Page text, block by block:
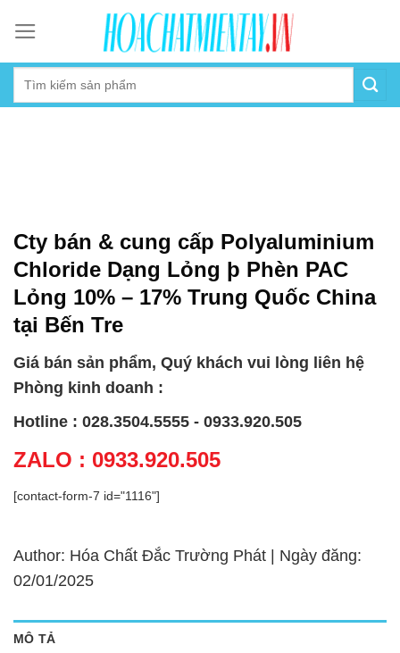
content
Cty bán & cung cấp Polyaluminium
Chloride Dạng Lỏng þ Phèn PAC
Lỏng 10% – 17% Trung Quốc China
tại Bến Tre
Giá bán sản phẩm, Quý khách vui lòng liên hệ
Phòng kinh doanh :
Hotline : 028.3504.5555 - 0933.920.505
ZALO : 0933.920.505
[contact-form-7 id="1116"]
Author: Hóa Chất Đắc Trường Phát | Ngày đăng:
02/01/2025
MÔ TẢ